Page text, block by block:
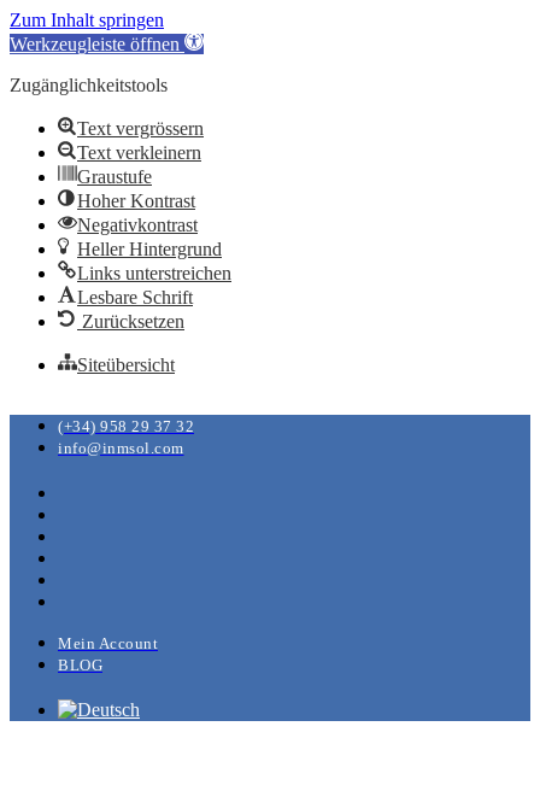
Zum Inhalt springen
Werkzeugleiste öffnen
Zugänglichkeitstools
Text vergrössern
Text verkleinern
Graustufe
Hoher Kontrast
Negativkontrast
Heller Hintergrund
Links unterstreichen
Lesbare Schrift
Zurücksetzen
Siteübersicht
(+34) 958 29 37 32
info@inmsol.com
Mein Account
BLOG